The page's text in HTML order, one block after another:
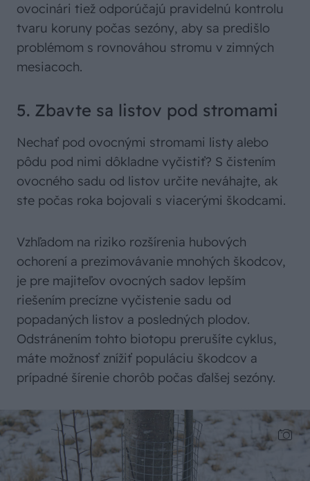
ovocinári tiež odporúčajú pravidelnú kontrolu
tvaru koruny počas sezóny, aby sa predišlo
problémom s rovnováhou stromu v zimných
mesiacoch.
5. Zbavte sa listov pod stromami
Nechať pod ovocnými stromami listy alebo
pôdu pod nimi dôkladne vyčistiť? S čistením
ovocného sadu od listov určite neváhajte, ak
ste počas roka bojovali s viacerými škodcami.
Vzhľadom na riziko rozšírenia hubových
ochorení a prezimovávanie mnohých škodcov,
je pre majiteľov ovocných sadov lepším
riešením precízne vyčistenie sadu od
popadaných listov a posledných plodov.
Odstránením tohto biotopu prerušíte cyklus,
máte možnosť znížiť populáciu škodcov a
prípadné šírenie chorôb počas ďalšej sezóny.